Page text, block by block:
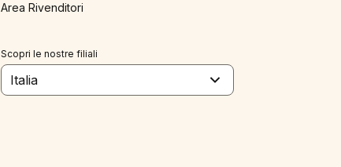
Area Rivenditori
Scopri le nostre filiali
Italia